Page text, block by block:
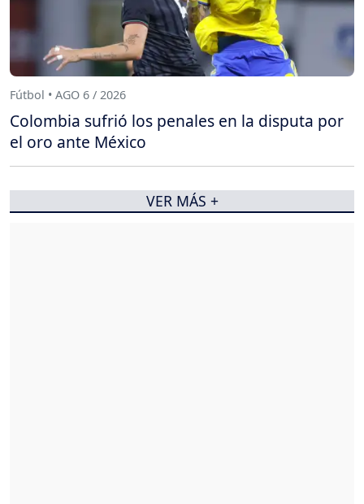
Fútbol • AGO 6 / 2026
Colombia sufrió los penales en la disputa por
el oro ante México
VER MÁS +